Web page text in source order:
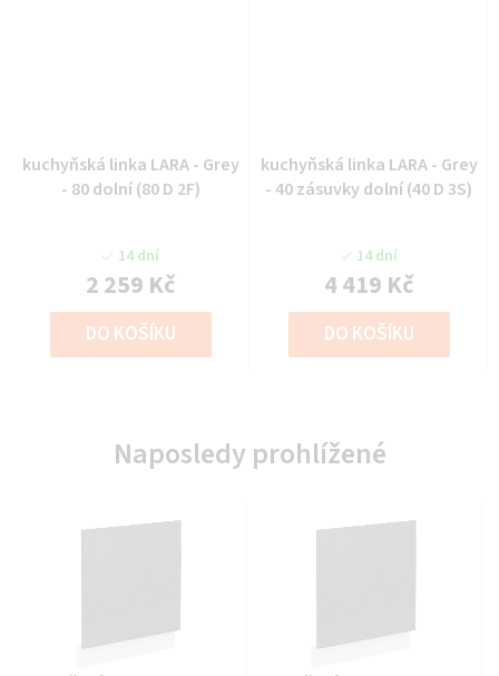
kuchyňská linka LARA - Grey
- 80 dolní (80 D 2F)
14 dní
2 259 Kč
DO KOŠÍKU
kuchyňská linka LARA - Grey
- 40 zásuvky dolní (40 D 3S)
14 dní
4 419 Kč
DO KOŠÍKU
Naposledy prohlížené